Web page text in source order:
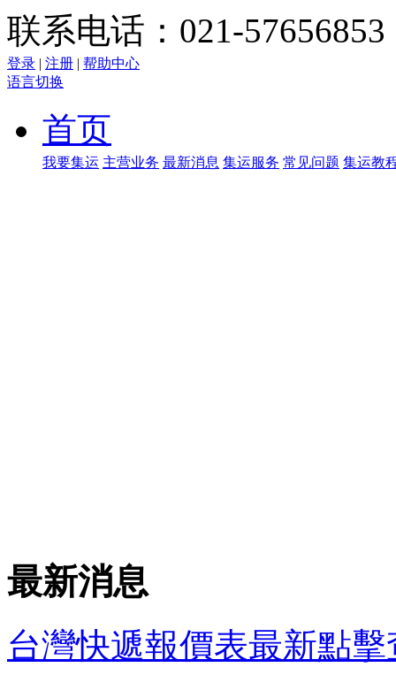
联系电话：021-57656853
登录 | 注册 | 帮助中心
语言切换
首页
我要集运 主营业务 最新消息 集运服务 常见问题 集运教
最新消息
台灣快遞報價表最新點擊